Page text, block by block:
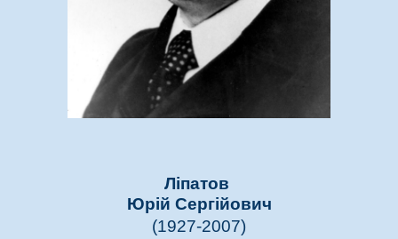
Ліпатов
Юрій Сергійович
(1927-2007)